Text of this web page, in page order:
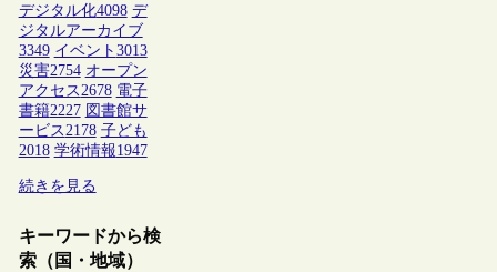
デジタル化4098 デ
ジタルアーカイブ
3349 イベント 3013
災害2754 オープン
アクセス2678 電子
書籍2227 図書館サ
ービス2178 子ども
2018 学術情報1947
続きを見る
キーワードから検
索（国・地域）